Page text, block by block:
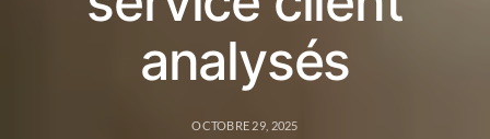
analysés
OCTOBRE 29, 2025